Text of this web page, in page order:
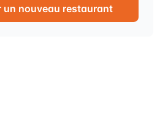
un nouveau restaurant